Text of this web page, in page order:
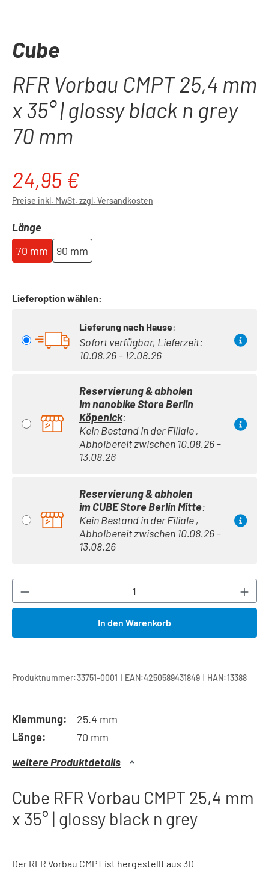
Cube
RFR Vorbau CMPT 25,4 mm
x 35° | glossy black n grey
70 mm
Regulärer Preis:
24,95 €
Preise inkl. MwSt. zzgl. Versandkosten
Längeauswählen
70 mm
90 mm
Lieferoption wählen:
Lieferung nach Hause:
Sofort verfügbar, Lieferzeit:
10.08.26 – 12.08.26
Reservierung & abholen
imnanobike Store Berlin
Köpenick:
Kein Bestand in der Filiale ,
Abholbereit zwischen 10.08.26 –
13.08.26
Reservierung & abholen
imCUBE Store Berlin Mitte:
Kein Bestand in der Filiale ,
Abholbereit zwischen 10.08.26 –
13.08.26
Produkt Anzahl: Gib den gewünschten
In den Warenkorb
Produktnummer:33751-0001 | EAN:4250589431849 | HAN:13388
Klemmung:
25.4 mm
Länge:
70 mm
weitere Produktdetails
Cube RFR Vorbau CMPT 25,4 mm
x 35° | glossy black n grey
Der RFR Vorbau CMPT ist hergestellt aus 3D